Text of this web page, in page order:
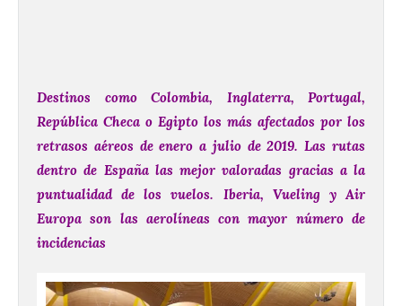
Destinos como Colombia, Inglaterra, Portugal,
República Checa o Egipto los más afectados por los
retrasos aéreos de enero a julio de 2019. Las rutas
dentro de España las mejor valoradas gracias a la
puntualidad de los vuelos. Iberia, Vueling y Air
Europa son las aerolíneas con mayor número de
incidencias